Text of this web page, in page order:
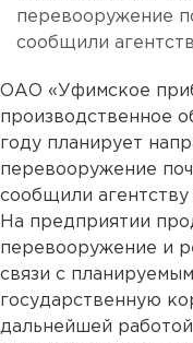
перевооружение
сообщили
ОАО «Уфимское
производственное
году планирует
перевооружение
сообщили
На предприятии
перевооружение и
связи с
государственную
дальнейшей